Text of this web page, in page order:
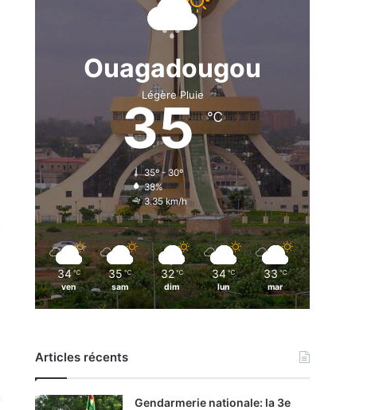
Ouagadougou
Légère Pluie
35℃
35º - 30º
38%
3.35 km/h
34 ℃
ven
35 ℃
sam
32 ℃
dim
34 ℃
lun
33 ℃
mar
Articles récents
Gendarmerie nationale: la 3e